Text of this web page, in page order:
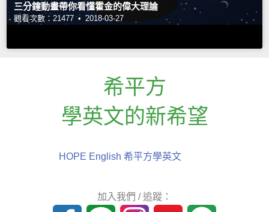
三分鐘動畫帶你看懂霍金的偉大理論
觀看次數：21477 • 2018-03-27
希平方
學英文的新希望
HOPE English 希平方學英文
加入我們 / 追蹤：